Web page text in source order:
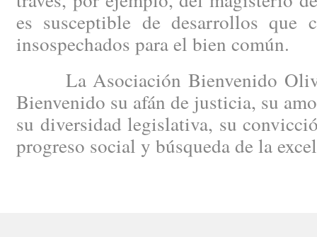
es susceptible de desarrollos que
insospechados para el bien común.
La Asociación Bienvenido
Bienvenido su afán de justicia, su
su diversidad legislativa, su
progreso social y búsqueda de la